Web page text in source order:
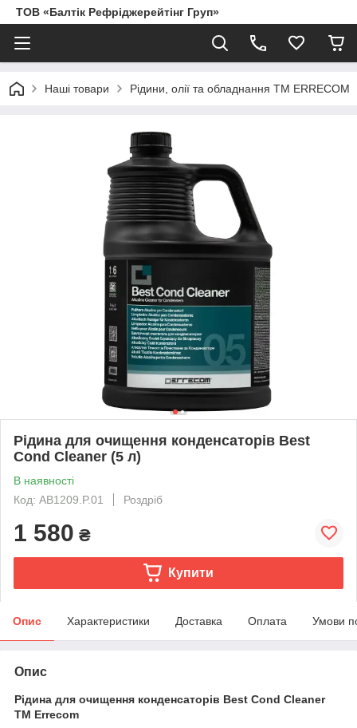
ТОВ «Балтік Рефріджерейтінг Груп»
Наші товари Рідини, олії та обладнання ТМ ERRECOM
Рідина для очищення конденсаторів Best
Cond Cleaner (5 л)
В наявності
Код: AB1209.P.01
Роздріб
1 580 ₴
Купити
Опис Характеристики Доставка Оплата Умови
Опис
Рідина для очищення конденсаторів Best Cond Cleaner
ТМ Errecom